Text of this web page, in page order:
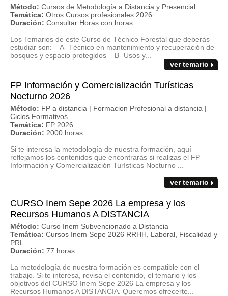
Método: Cursos de Metodología a Distancia y Presencial
Temática: Otros Cursos profesionales 2026
Duración: Consultar Horas con horas
Los Temarios de este Curso de Técnico Forestal que deberás
estudiar son: A- Técnico en mantenimiento y recuperación de
bosques y espacio protegidos B- Usos y...
ver temario
FP Información y Comercialización Turísticas
Nocturno 2026
Método: FP a distancia | Formacion Profesional a distancia |
Ciclos Formativos
Temática: FP 2026
Duración: 2000 horas
Si te interesa la metodología de nuestra formación, aquí
reflejamos los contenidos que encontrarás si realizas el FP
Información y Comercialización Turísticas Nocturno ...
ver temario
CURSO Inem Sepe 2026 La empresa y los
Recursos Humanos A DISTANCIA
Método: Curso Inem Subvencionado a Distancia
Temática: Cursos Inem Sepe 2026 RRHH, Laboral, Fiscalidad y
PRL
Duración: 77 horas
La metodología de nuestra formación es compatible con el
trabajo. Si te interesa, revisa el contenido, el temario y los
objetivos del CURSO Inem Sepe 2026 La empresa y los
Recursos Humanos A DISTANCIA. Queremos ofrecerte...